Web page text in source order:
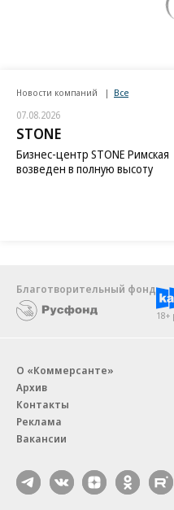
Новости компаний Все
07.08.2026
STONE
Бизнес-центр STONE Римская
возведен в полную высоту
Благотворительный фонд
18+
О «Коммерсанте»
Архив
Контакты
Реклама
Вакансии